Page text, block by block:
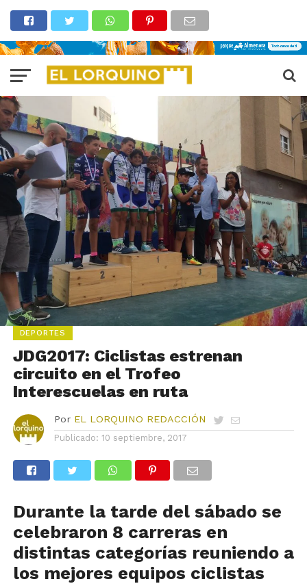
DEPORTES
JDG2017: Ciclistas estrenan
circuito en el Trofeo
Interescuelas en ruta
Por EL LORQUINO REDACCIÓN
Publicado: 10 septiembre, 2017
Durante la tarde del sábado se
celebraron 8 carreras en
distintas categorías reuniendo a
los mejores equipos ciclistas